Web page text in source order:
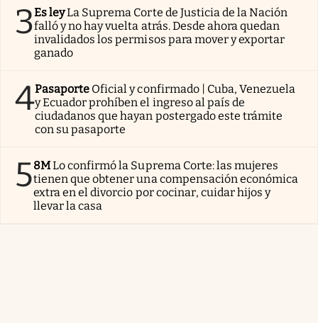
3Es leyLa Suprema Corte de Justicia de la Nación
falló y no hay vuelta atrás. Desde ahora quedan
invalidados los permisos para mover y exportar
ganado
4Pasaporte Oficial y confirmado | Cuba, Venezuela
y Ecuador prohíben el ingreso al país de
ciudadanos que hayan postergado este trámite
con su pasaporte
58MLo confirmó la Suprema Corte: las mujeres
tienen que obtener una compensación económica
extra en el divorcio por cocinar, cuidar hijos y
llevar la casa